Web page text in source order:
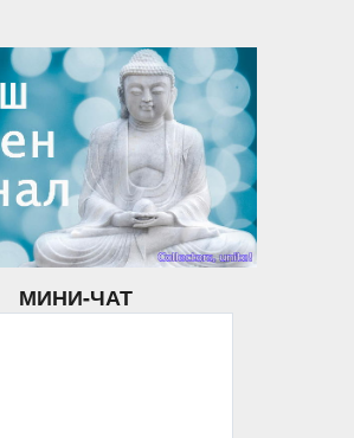
МИНИ-ЧАТ